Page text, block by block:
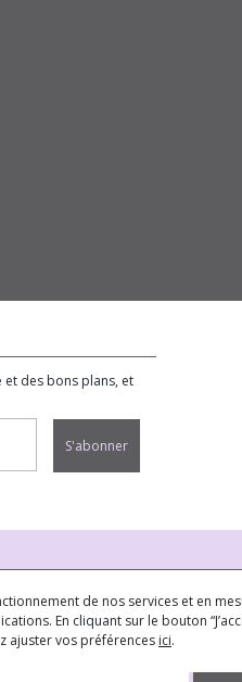
des bons plans, et
S'abonner
de nos services et en
En cliquant sur le bouton
ajuster vos préférences ici.